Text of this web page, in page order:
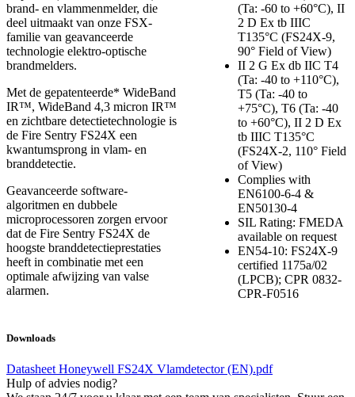
brand- en vlammenmelder, die
deel uitmaakt van onze FSX-
familie van geavanceerde
technologie elektro-optische
brandmelders.
Met de gepatenteerde* WideBand
IR™, WideBand 4,3 micron IR™
en zichtbare detectietechnologie is
de Fire Sentry FS24X een
kwantumsprong in vlam- en
branddetectie.
Geavanceerde software-
algoritmen en dubbele
microprocessoren zorgen ervoor
dat de Fire Sentry FS24X de
hoogste branddetectieprestaties
heeft in combinatie met een
optimale afwijzing van valse
alarmen.
(Ta: -60 to +60°C), II
2 D Ex tb IIIC
T135°C (FS24X-9,
90° Field of View)
II 2 G Ex db IIC T4
(Ta: -40 to +110°C),
T5 (Ta: -40 to
+75°C), T6 (Ta: -40
to +60°C), II 2 D Ex
tb IIIC T135°C
(FS24X-2, 110° Field
of View)
Complies with
EN6100-6-4 &
EN50130-4
SIL Rating: FMEDA
available on request
EN54-10: FS24X-9
certified 1175a/02
(LPCB); CPR 0832-
CPR-F0516
Downloads
Datasheet Honeywell FS24X Vlamdetector (EN).pdf
Hulp of advies nodig?